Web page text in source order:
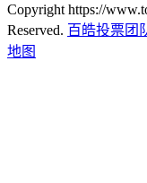
Copyright https://
Reserved. 百皓投票团
地图